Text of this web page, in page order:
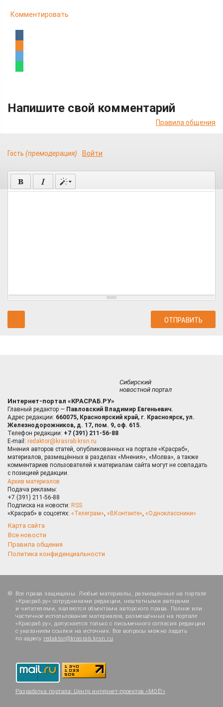
Комментировать
Напишите свой комментарий
Правила общения
Гость (премодерация) Войти
Сибирский
новостной портал
Интернет-портал «КРАСРАБ.РУ»
Главный редактор — Павловский Владимир Евгеньевич.
Адрес редакции: 660075, Красноярский край, г. Красноярск, ул.
Железнодорожников, д. 17, пом. 9, оф. 615.
Телефон редакции: +7 (391) 211-56-88
E-mail: redaktor@krasrab.krsn.ru
Мнения авторов статей, опубликованных на портале «Красраб»,
материалов, размещённых в разделах «Мнения», «Молва», а также
комментариев пользователей к материалам сайта могут не совпадать
с позицией редакции.
Архив материалов
Подача рекламы:
+7 (391) 211-56-88
Подписка на новости: RSS
«Красраб» в соцсетях: «Телеграм», «ВКонтакте», «Одноклассники»
Карта сайта
Все новости
Правила общения
Политика конфиденциальности
Все права защищены. Любые материалы, размещённые на портале
«Красраб.ру» сотрудниками редакции, нештатными авторами
и читателями, являются объектами авторского права. Полное или
частичное использование материалов, размещённых на портале
«Красраб.ру», допускается только с письменного согласия редакции
с указанием ссылки на источник. Все вопросы можно задать
по адресу redaktor@krasrab.krsn.ru.
Разработка портала: Центр интернет-проектов «МОЁ!»